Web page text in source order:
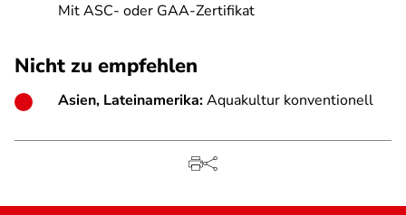
Mit ASC- oder GAA-Zertifikat
Nicht zu empfehlen
Asien, Lateinamerika:Aquakultur konventionell